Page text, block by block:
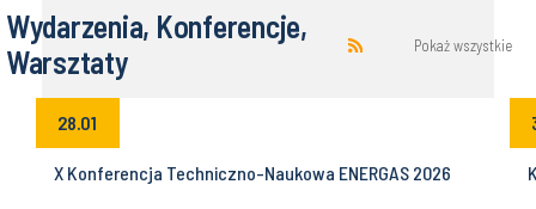
Wydarzenia, Konferencje,
Warsztaty
Pokaż wszystkie
28.01
X Konferencja Techniczno-Naukowa ENERGAS 2026